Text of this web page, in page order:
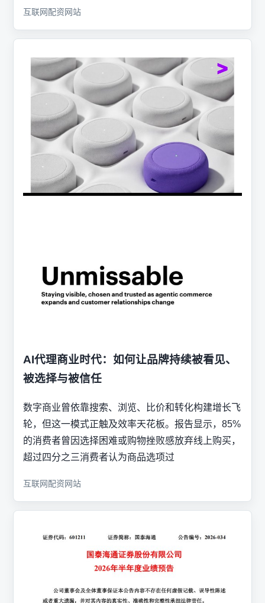
互联网配资网站
AI代理商业时代：如何让品牌持续被看见、
被选择与被信任
数字商业曾依靠搜索、浏览、比价和转化构建增长飞
轮，但这一模式正触及效率天花板。报告显示，85%
的消费者曾因选择困难或购物挫败感放弃线上购买，
超过四分之三消费者认为商品选项过
互联网配资网站